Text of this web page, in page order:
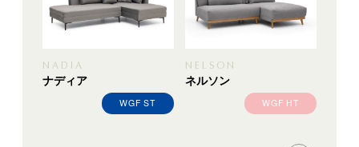
NADIA
ナディア
WGF ST
NELSON
ネルソン
WGF HT